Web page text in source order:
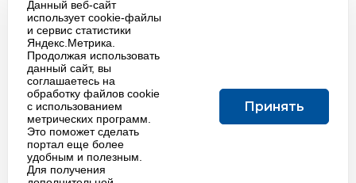
Данный веб-сайт
использует cookie-файлы
и сервис статистики
Яндекс.Метрика.
Продолжая использовать
данный сайт, вы
соглашаетесь на
обработку файлов cookie
с использованием
метрических программ.
Это поможет сделать
портал еще более
удобным и полезным.
Для получения
Принять